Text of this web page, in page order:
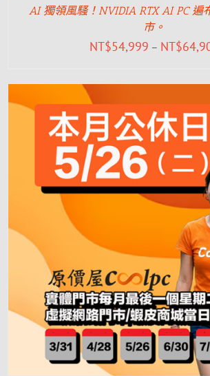
AI 獨領風騷！NVIDIA RTX AI PC 遍
市。
NT$54,999 – NT$